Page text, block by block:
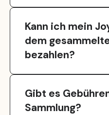
Joyogram
Kann ich mein
dem
bezahlen?
Ja, das geht! Du
Gibt es
Sammlung?